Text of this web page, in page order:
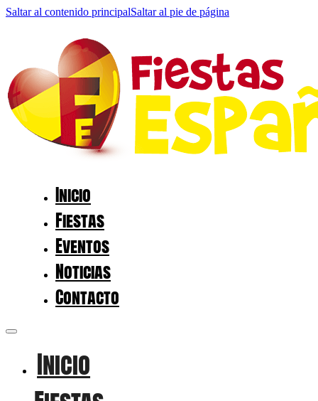
Saltar al contenido principalSaltar al pie de página
Inicio
Fiestas
Eventos
Noticias
Contacto
Inicio